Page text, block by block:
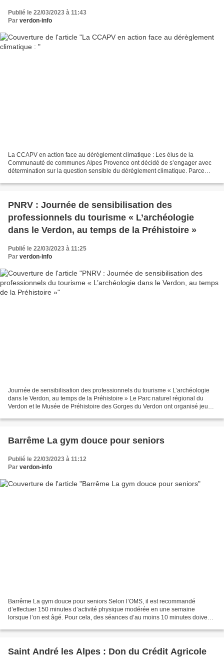
Publié le 22/03/2023 à 11:43
Par verdon-info
La CCAPV en action face au dérèglement climatique : Les élus de la
Communauté de communes Alpes Provence ont décidé de s’engager avec
détermination sur la question sensible du dérèglement climatique. Parce
PNRV : Journée de sensibilisation des
professionnels du tourisme « L’archéologie
dans le Verdon, au temps de la Préhistoire »
Publié le 22/03/2023 à 11:25
Par verdon-info
Journée de sensibilisation des professionnels du tourisme « L’archéologie
dans le Verdon, au temps de la Préhistoire » Le Parc naturel régional du
Verdon et le Musée de Préhistoire des Gorges du Verdon ont organisé jeudi
Barrême La gym douce pour seniors
Publié le 22/03/2023 à 11:12
Par verdon-info
Barrême La gym douce pour seniors Selon l’OMS, il est recommandé
d’effectuer 150 minutes d’activité physique modérée en une semaine
lorsque l’on est âgé. Pour cela, des séances d’au moins 10 minutes doivent
Saint André les Alpes : Don du Crédit Agricole